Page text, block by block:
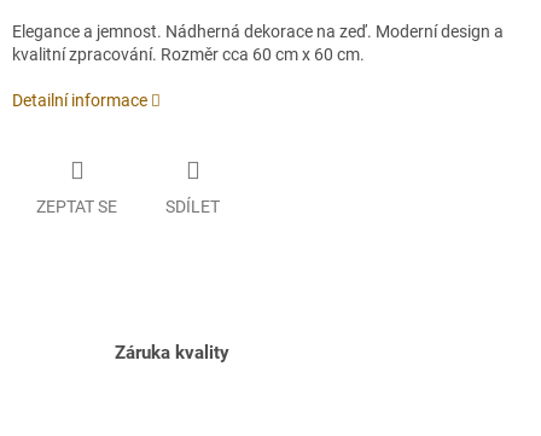
Elegance a jemnost. Nádherná dekorace na zeď. Moderní design a
kvalitní zpracování. Rozměr cca 60 cm x 60 cm.
Detailní informace
ZEPTAT SE SDÍLET
Záruka kvality